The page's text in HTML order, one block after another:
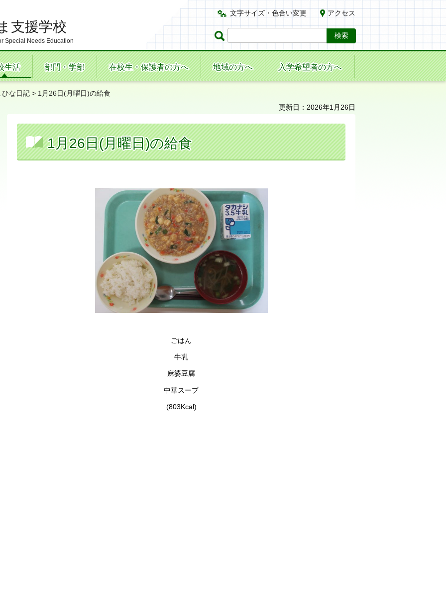
支援学校
Special Needs Education
文字サイズ・色合い変更 アクセス
生活 部門・学部 在校生・保護者の方へ 地域の方へ 入学希望者の方へ
ひな日記 > 1月26日(月曜日)の給食
更新日：2026年1月26日
1月26日(月曜日)の給食
ごはん
牛乳
麻婆豆腐
中華スープ
(803Kcal)